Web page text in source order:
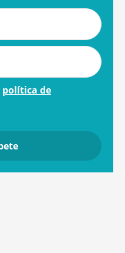
política de